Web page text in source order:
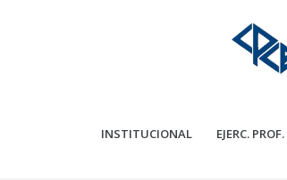
INSTITUCIONAL EJERC. PROF.